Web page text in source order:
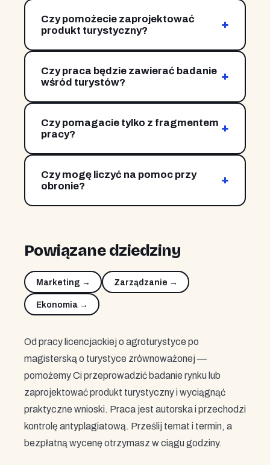
kalkulacją założeń.
Czy pomożecie zaprojektować
produkt turystyczny?
+
docelowej.
Czy praca będzie zawierać badanie
wśród turystów?
+
Czy pomagacie tylko z fragmentem
pracy?
+
Zakres ustalamy przy wycenie.
Czy mogę liczyć na pomoc przy
obronie?
+
Powiązane dziedziny
Marketing → Zarządzanie →
Ekonomia →
Od pracy licencjackiej o agroturystyce po
magisterską o turystyce zrównoważonej —
pomożemy Ci przeprowadzić badanie rynku lub
zaprojektować produkt turystyczny i wyciągnąć
praktyczne wnioski. Praca jest autorska i przechodzi
kontrolę antyplagiatową. Prześlij temat i termin, a
bezpłatną wycenę otrzymasz w ciągu godziny.